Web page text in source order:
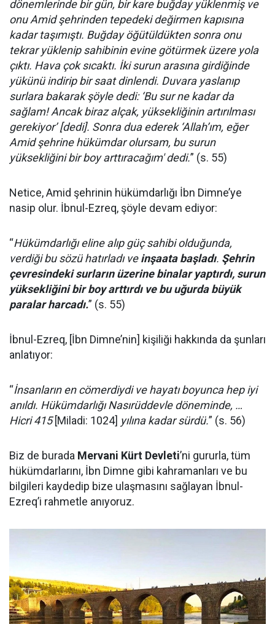
dönemlerinde bir gün, bir kare buğday yüklenmiş ve
onu Amid şehrinden tepedeki değirmen kapısına
kadar taşımıştı. Buğday öğütüldükten sonra onu
tekrar yüklenip sahibinin evine götürmek üzere yola
çıktı. Hava çok sıcaktı. İki surun arasına girdiğinde
yükünü indirip bir saat dinlendi. Duvara yaslanıp
surlara bakarak şöyle dedi: ‘Bu sur ne kadar da
sağlam! Ancak biraz alçak, yüksekliğinin artırılması
gerekiyor’ [dedi]. Sonra dua ederek ‘Allah’ım, eğer
Amid şehrine hükümdar olursam, bu surun
yüksekliğini bir boy arttıracağım' dedi.” (s. 55)
Netice, Amid şehrinin hükümdarlığı İbn Dimne’ye
nasip olur. İbnul-Ezreq, şöyle devam ediyor:
“Hükümdarlığı eline alıp güç sahibi olduğunda,
verdiği bu sözü hatırladı veinşaata başladı. Şehrin
çevresindeki surların üzerine binalar yaptırdı, surun
yüksekliğini bir boy arttırdı ve bu uğurda büyük
paralar harcadı.” (s. 55)
İbnul-Ezreq, [İbn Dimne’nin] kişiliği hakkında da şunları
anlatıyor:
“İnsanların en cömerdiydi ve hayatı boyunca hep iyi
anıldı. Hükümdarlığı Nasırüddevle döneminde, …
Hicri 415[Miladi: 1024] yılına kadar sürdü.” (s. 56)
Biz de burada Mervani Kürt Devleti’ni gururla, tüm
hükümdarlarını, İbn Dimne gibi kahramanları ve bu
bilgileri kaydedip bize ulaşmasını sağlayan İbnul-
Ezreq’i rahmetle anıyoruz.